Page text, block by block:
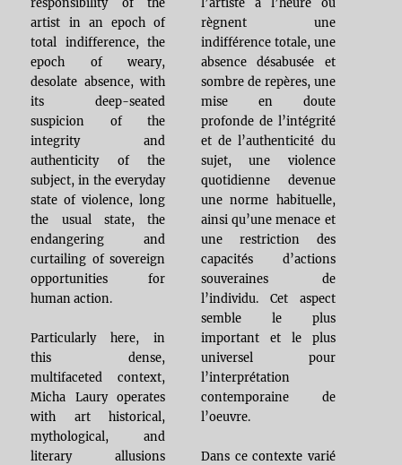
artist in an epoch of
total indifference, the
epoch of weary,
desolate absence, with
its deep-seated
suspicion of the
integrity and
authenticity of the
subject, in the everyday
state of violence, long
the usual state, the
endangering and
curtailing of sovereign
opportunities for
human action.
Particularly here, in
this dense,
multifaceted context,
Micha Laury operates
with art historical,
mythological, and
literary allusions
règnent une
indifférence totale, une
absence désabusée et
sombre de repères, une
mise en doute
profonde de l’intégrité
et de l’authenticité du
sujet, une violence
quotidienne devenue
une norme habituelle,
ainsi qu’une menace et
une restriction des
capacités d’actions
souveraines de
l’individu. Cet aspect
semble le plus
important et le plus
universel pour
l’interprétation
contemporaine de
l’oeuvre.
Dans ce contexte varié